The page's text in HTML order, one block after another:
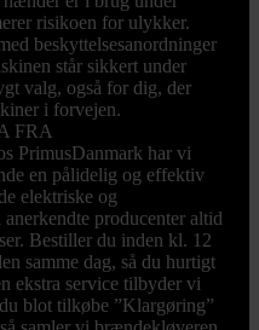
risikoen for ulykker.
beskyttelsesanordninger
står sikkert under
valg, også for dig, der
i forvejen.
FRA
PrimusDanmark har vi
en pålidelig og effektiv
elektriske og
producenter altid
Bestiller du inden kl. 12
samme dag, så du hurtigt
ekstra service tilbyder vi
blot tilkøbe ”Klargøring”